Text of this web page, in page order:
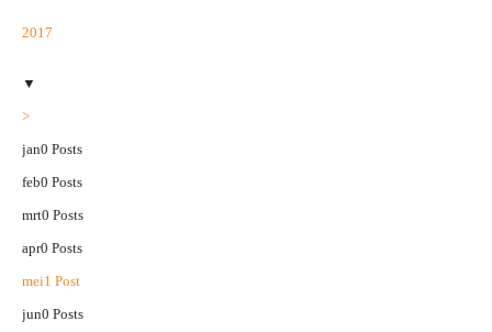
2017
▼
>
jan0 Posts
feb0 Posts
mrt0 Posts
apr0 Posts
mei1 Post
jun0 Posts